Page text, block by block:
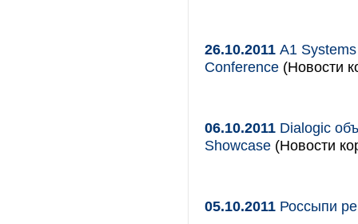
26.10.2011 А1
Conference (Новости
06.10.2011 Dialogic
Showcase (Новости
05.10.2011 Россыпи